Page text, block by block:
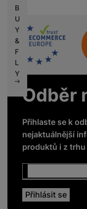
B
U
Y
&
F
L
Y
Sdružení
Odběr
Přihlaste se k
nejaktuálnější
produktů i z trhu